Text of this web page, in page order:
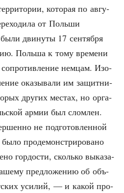
кото­рая по авгу­
от Поль­ши
дви­ну­ты 17 сен­тяб­ря
Поль­ша к тому вре­ме­ни
нем­цам. Изо­
ока­зы­ва­ли им защит­ни­
дру­гих местах, но орга­
армии был слом­лен.
не под­го­тов­лен­ной
про­де­мон­стри­ро­ва­но
гор­до­сти, сколь­ко выка­за­
пред­ло­же­нию об объ­
уси­лий, — и какой про­